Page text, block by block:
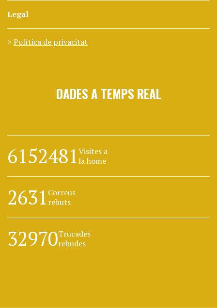
Legal
Política de privacitat
DADES A TEMPS REAL
6152481Visites a
la home
2631 Correus
rebuts
32970Trucades
rebudes